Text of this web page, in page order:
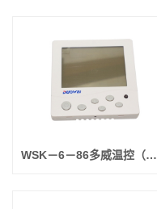
WSK－6－86多威温控（空调房间用）三速两竖字体显示(常卖的）